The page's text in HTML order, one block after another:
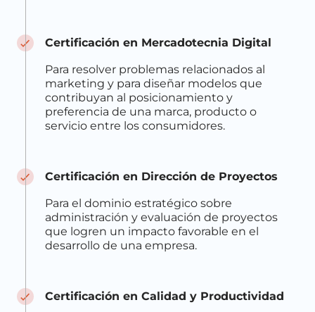
Certificación en Mercadotecnia Digital
Para resolver problemas relacionados al
marketing y para diseñar modelos que
contribuyan al posicionamiento y
preferencia de una marca, producto o
servicio entre los consumidores.
Certificación en Dirección de Proyectos
Para el dominio estratégico sobre
administración y evaluación de proyectos
que logren un impacto favorable en el
desarrollo de una empresa.
Certificación en Calidad y Productividad